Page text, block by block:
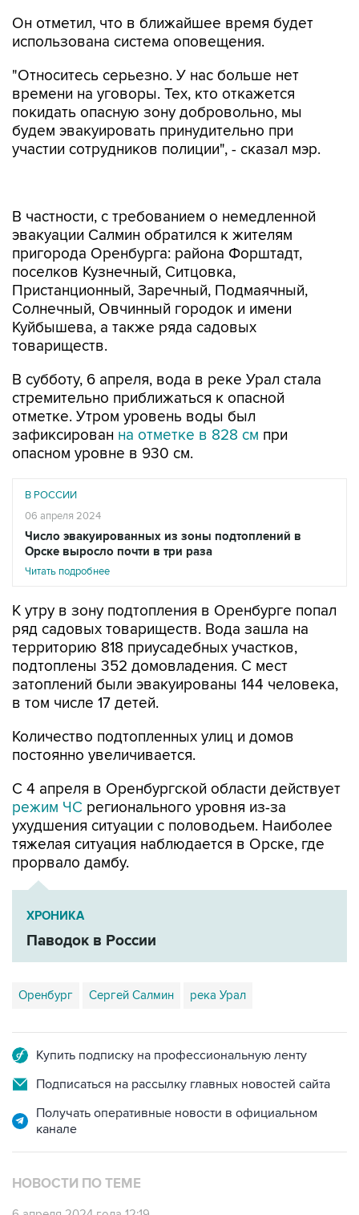
Он отметил, что в ближайшее время будет
использована система оповещения.
"Относитесь серьезно. У нас больше нет
времени на уговоры. Тех, кто откажется
покидать опасную зону добровольно, мы
будем эвакуировать принудительно при
участии сотрудников полиции", - сказал мэр.
В частности, с требованием о немедленной
эвакуации Салмин обратился к жителям
пригорода Оренбурга: района Форштадт,
поселков Кузнечный, Ситцовка,
Пристанционный, Заречный, Подмаячный,
Солнечный, Овчинный городок и имени
Куйбышева, а также ряда садовых
товариществ.
В субботу, 6 апреля, вода в реке Урал стала
стремительно приближаться к опасной
отметке. Утром уровень воды был
зафиксирован на отметке в 828 см при
опасном уровне в 930 см.
В РОССИИ
06 апреля 2024
Число эвакуированных из зоны подтоплений в
Орске выросло почти в три раза
Читать подробнее
К утру в зону подтопления в Оренбурге попал
ряд садовых товариществ. Вода зашла на
территорию 818 приусадебных участков,
подтоплены 352 домовладения. С мест
затоплений были эвакуированы 144 человека,
в том числе 17 детей.
Количество подтопленных улиц и домов
постоянно увеличивается.
С 4 апреля в Оренбургской области действует
режим ЧС регионального уровня из-за
ухудшения ситуации с половодьем. Наиболее
тяжелая ситуация наблюдается в Орске, где
прорвало дамбу.
ХРОНИКА
Паводок в России
Оренбург Сергей Салмин река Урал
Купить подписку на профессиональную ленту
Подписаться на рассылку главных новостей сайта
Получать оперативные новости в официальном
канале
НОВОСТИ ПО ТЕМЕ